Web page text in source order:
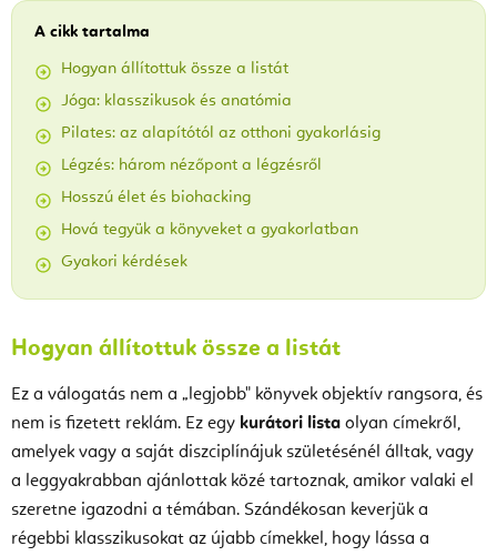
A cikk tartalma
Hogyan állítottuk össze a listát
Jóga: klasszikusok és anatómia
Pilates: az alapítótól az otthoni gyakorlásig
Légzés: három nézőpont a légzésről
Hosszú élet és biohacking
Hová tegyük a könyveket a gyakorlatban
Gyakori kérdések
Hogyan állítottuk össze a listát
Ez a válogatás nem a „legjobb" könyvek objektív rangsora, és
nem is fizetett reklám. Ez egy kurátori lista olyan címekről,
amelyek vagy a saját diszciplínájuk születésénél álltak, vagy
a leggyakrabban ajánlottak közé tartoznak, amikor valaki el
szeretne igazodni a témában. Szándékosan keverjük a
régebbi klasszikusokat az újabb címekkel, hogy lássa a